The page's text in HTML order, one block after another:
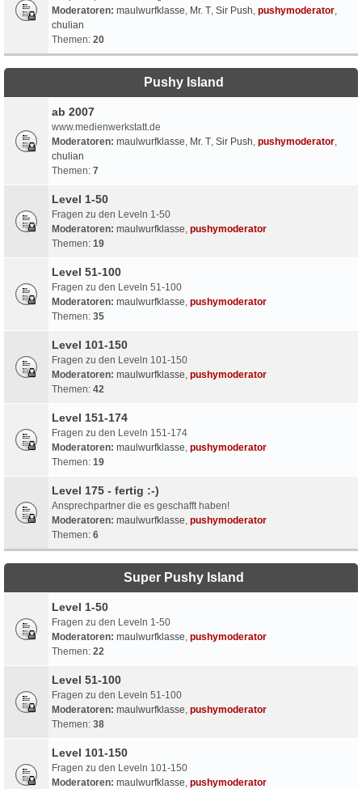
Moderatoren: maulwurfklasse, Mr. T, Sir Push, pushymoderator,
chulian
Themen: 20
Pushy Island
ab 2007
www.medienwerkstatt.de
Moderatoren: maulwurfklasse, Mr. T, Sir Push, pushymoderator,
chulian
Themen: 7
Level 1-50
Fragen zu den Leveln 1-50
Moderatoren: maulwurfklasse, pushymoderator
Themen: 19
Level 51-100
Fragen zu den Leveln 51-100
Moderatoren: maulwurfklasse, pushymoderator
Themen: 35
Level 101-150
Fragen zu den Leveln 101-150
Moderatoren: maulwurfklasse, pushymoderator
Themen: 42
Level 151-174
Fragen zu den Leveln 151-174
Moderatoren: maulwurfklasse, pushymoderator
Themen: 19
Level 175 - fertig :-)
Ansprechpartner die es geschafft haben!
Moderatoren: maulwurfklasse, pushymoderator
Themen: 6
Super Pushy Island
Level 1-50
Fragen zu den Leveln 1-50
Moderatoren: maulwurfklasse, pushymoderator
Themen: 22
Level 51-100
Fragen zu den Leveln 51-100
Moderatoren: maulwurfklasse, pushymoderator
Themen: 38
Level 101-150
Fragen zu den Leveln 101-150
Moderatoren: maulwurfklasse, pushymoderator